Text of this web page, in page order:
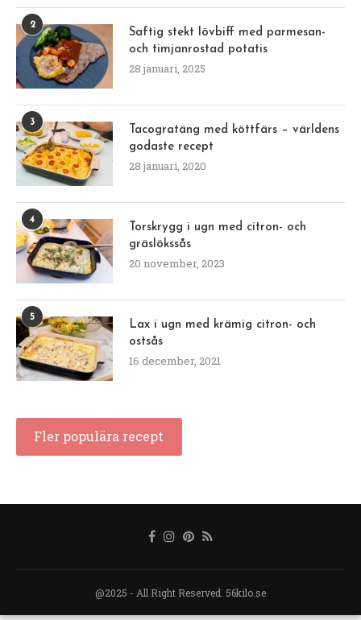
2
Saftig stekt lövbiff med parmesan-
och timjanrostad potatis
28 januari, 2025
3
Tacogratäng med köttfärs – världens
godaste recept
28 januari, 2020
4
Torskrygg i ugn med citron- och
gräslökssås
20 november, 2023
5
Lax i ugn med krämig citron- och
ostsås
16 december, 2021
Fler populära recept
@2025 - All Right Reserved. 56kilo.se